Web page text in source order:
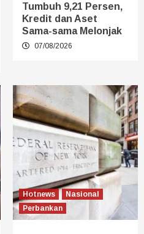
Tumbuh 9,21 Persen,
Kredit dan Aset
Sama-sama Melonjak
07/08/2026
Hotnews
Nasional
Perbankan